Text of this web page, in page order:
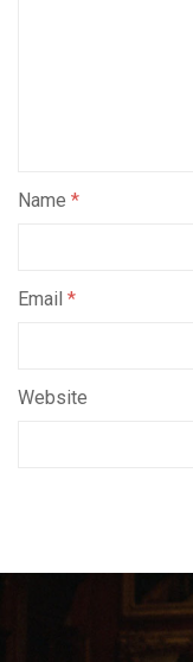
Name *
Email *
Website